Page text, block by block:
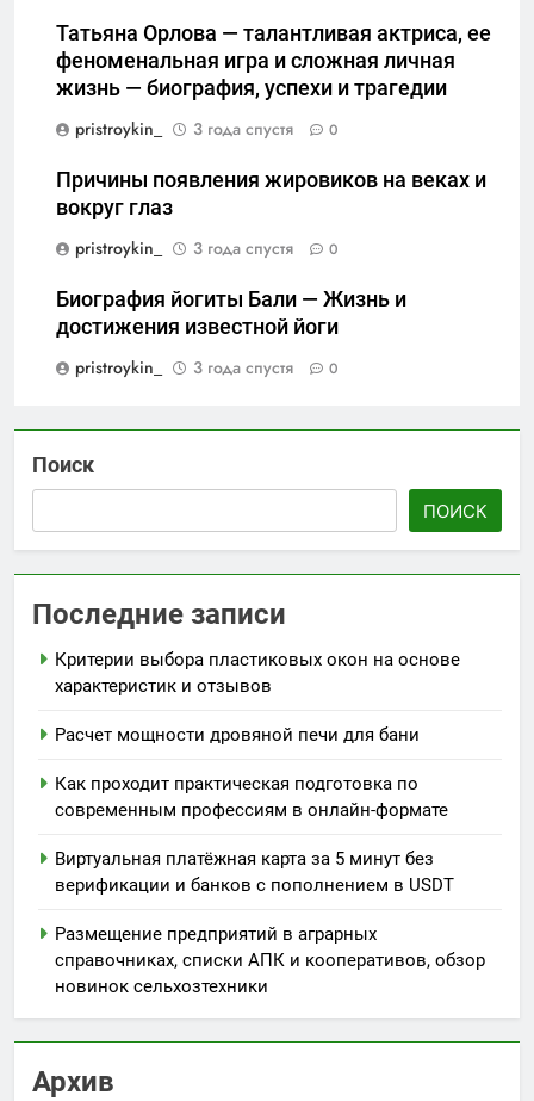
Татьяна Орлова — талантливая актриса, ее
феноменальная игра и сложная личная
жизнь — биография, успехи и трагедии
pristroykin_
3 года спустя 0
Причины появления жировиков на веках и
вокруг глаз
pristroykin_
3 года спустя 0
Биография йогиты Бали — Жизнь и
достижения известной йоги
pristroykin_
3 года спустя 0
Поиск
ПОИСК
Последние записи
Критерии выбора пластиковых окон на основе
характеристик и отзывов
Расчет мощности дровяной печи для бани
Как проходит практическая подготовка по
современным профессиям в онлайн-формате
Виртуальная платёжная карта за 5 минут без
верификации и банков с пополнением в USDT
Размещение предприятий в аграрных
справочниках, списки АПК и кооперативов, обзор
новинок сельхозтехники
Архив